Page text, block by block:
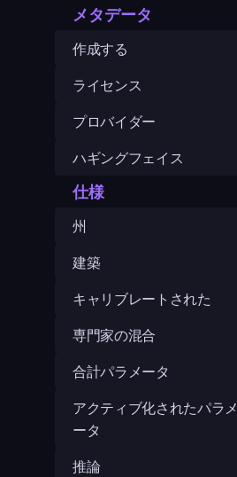
メタデータ
作成する
ライセンス
プロバイダー
ハギングフェイス
仕様
州
建築
キャリブレートされた
専門家の混合
合計パラメータ
アクティブ化されたパラメ
ータ
推論